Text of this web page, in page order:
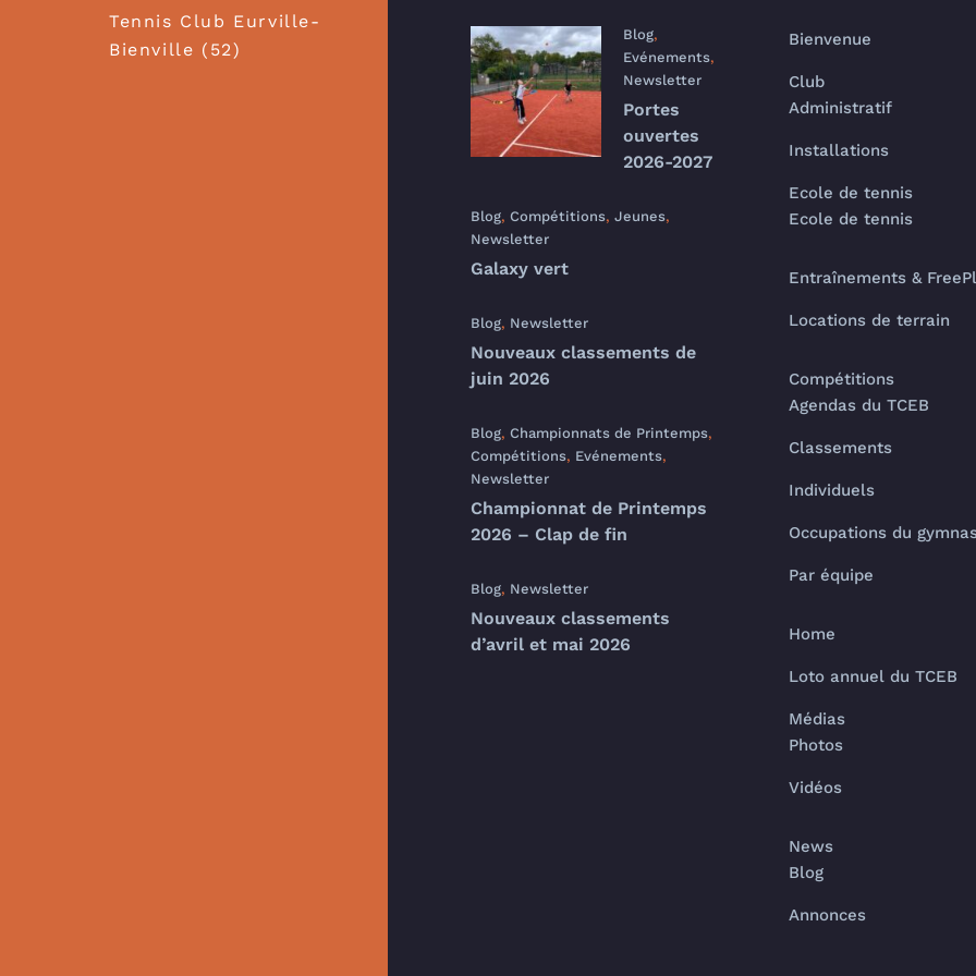
Tennis Club Eurville-
Bienville (52)
Blog,
Evénements,
Newsletter
Portes
ouvertes
2026-2027
Blog, Compétitions, Jeunes,
Newsletter
Galaxy vert
Blog, Newsletter
Nouveaux classements de
juin 2026
Blog, Championnats de Printemps,
Compétitions, Evénements,
Newsletter
Championnat de Printemps
2026 – Clap de fin
Blog, Newsletter
Nouveaux classements
d’avril et mai 2026
Bienvenue
Club
Administratif
Installations
Ecole de tennis
Ecole de tennis
Entraînements &
Locations de terrain
Compétitions
Agendas du TCEB
Classements
Individuels
Occupations du
Par équipe
Home
Loto annuel du TCEB
Médias
Photos
Vidéos
News
Blog
Annonces